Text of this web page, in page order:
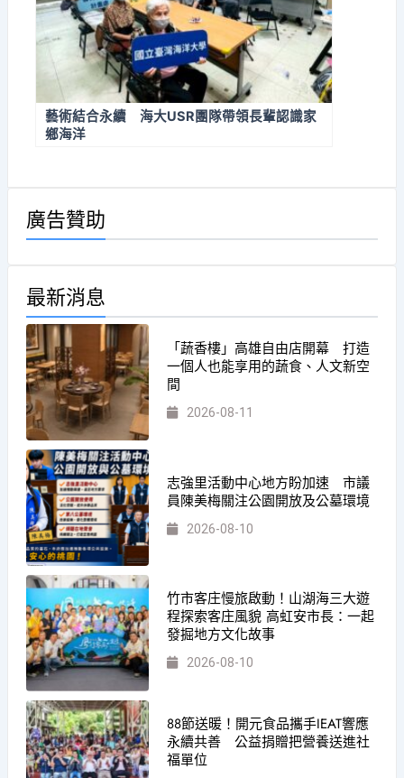
藝術結合永續 海大USR團隊帶領長輩認識家
鄉海洋
廣告贊助
最新消息
「蔬香樓」高雄自由店開幕 打造
一個人也能享用的蔬食、人文新空
間
2026-08-11
志強里活動中心地方盼加速 市議
員陳美梅關注公園開放及公墓環境
2026-08-10
竹市客庄慢旅啟動！山湖海三大遊
程探索客庄風貌 高虹安市長：一起
發掘地方文化故事
2026-08-10
88節送暖！開元食品攜手IEAT響應
永續共善 公益捐贈把營養送進社
福單位